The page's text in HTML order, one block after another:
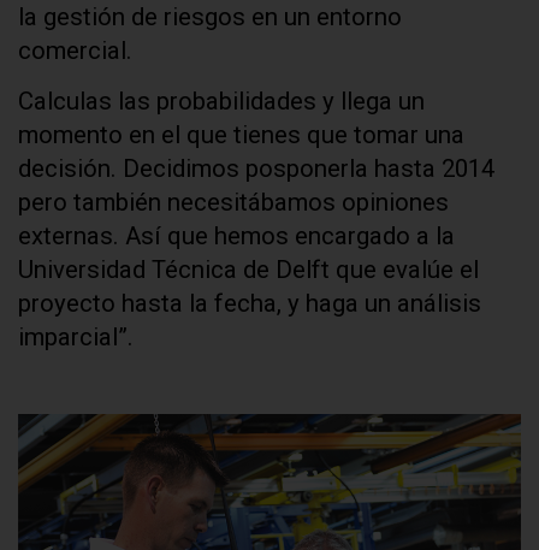
la gestión de riesgos en un entorno
comercial.
Calculas las probabilidades y llega un
momento en el que tienes que tomar una
decisión. Decidimos posponerla hasta 2014
pero también necesitábamos opiniones
externas. Así que hemos encargado a la
Universidad Técnica de Delft que evalúe el
proyecto hasta la fecha, y haga un análisis
imparcial”.